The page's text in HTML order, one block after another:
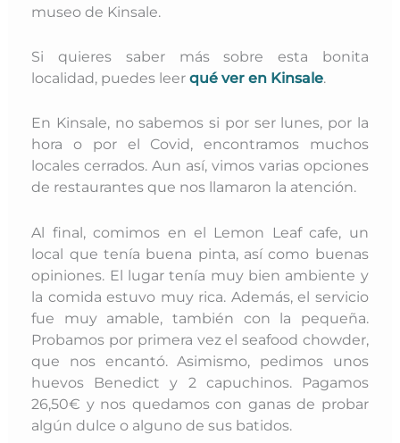
museo de Kinsale.
Si quieres saber más sobre esta bonita
localidad, puedes leerqué ver en Kinsale.
En Kinsale, no sabemos si por ser lunes, por la
hora o por el Covid, encontramos muchos
locales cerrados. Aun así, vimos varias opciones
de restaurantes que nos llamaron la atención.
Al final, comimos en el Lemon Leaf cafe, un
local que tenía buena pinta, así como buenas
opiniones. El lugar tenía muy bien ambiente y
la comida estuvo muy rica. Además, el servicio
fue muy amable, también con la pequeña.
Probamos por primera vez el seafood chowder,
que nos encantó. Asimismo, pedimos unos
huevos Benedict y 2 capuchinos. Pagamos
26,50€ y nos quedamos con ganas de probar
algún dulce o alguno de sus batidos.